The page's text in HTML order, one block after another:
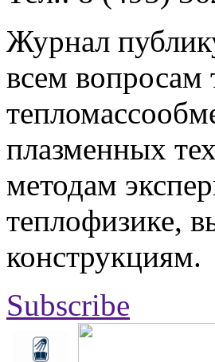
Журнал
всем вопросам
плазменных
методам
теплофизике,
конструкциям.
Subscribe